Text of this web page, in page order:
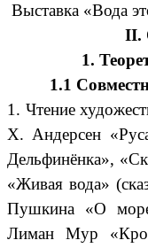
Выставка «Вода
II.
1.
1.1
1. Чтение
Х. Андерсен
Дельфинёнка»,
«Живая вода»
Пушкина «О
Лиман Мур